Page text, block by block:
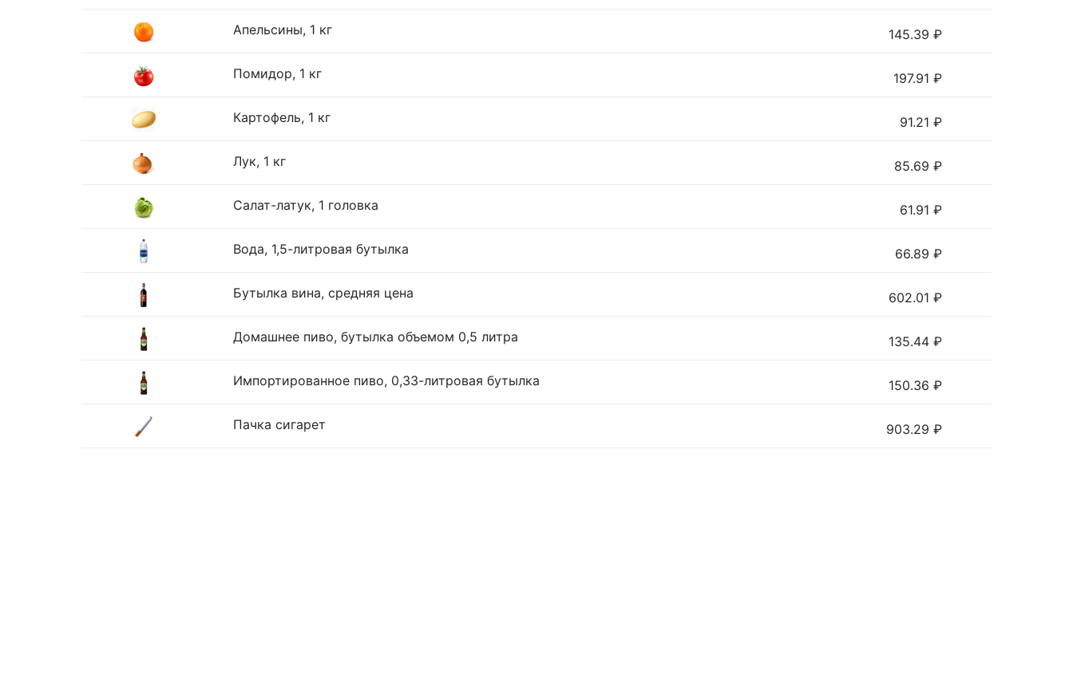
Апельсины, 1 кг 145.39 ₽
Помидор, 1 кг 197.91 ₽
Картофель, 1 кг 91.21 ₽
Лук, 1 кг 85.69 ₽
Салат-латук, 1 головка 61.91 ₽
Вода, 1,5-литровая бутылка 66.89 ₽
Бутылка вина, средняя цена 602.01 ₽
Домашнее пиво, бутылка объемом 0,5 литра 135.44 ₽
Импортированное пиво, 0,33-литровая бутылка 150.36 ₽
Пачка сигарет 903.29 ₽